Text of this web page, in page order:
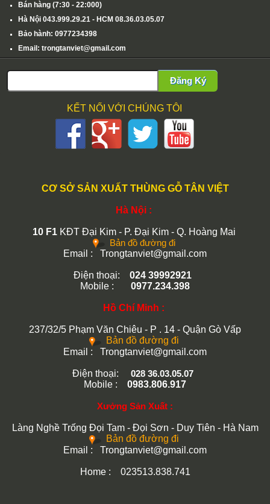
Bán hàng (7:30 - 22:000)
Hà Nội 043.999.29.21 - HCM 08.36.03.05.07
Bảo hành: 0977234398
Email: trongtanviet@gmail.com
Đăng Ký
KẾT NỐI VỚI CHÚNG TÔI
CƠ SỞ SẢN XUẤT THÙNG GỖ TÂN VIỆT
Hà Nội :
10 F1KĐT Đại Kim - P. Đại Kim - Q. Hoàng Mai
Bản đồ đường đi
Email : Trongtanviet@gmail.com
Điện thoại: 024 39992921
Mobile : 0977.234.398
Hồ Chí Minh :
237/32/5 Phạm Văn Chiêu - P . 14 - Quận Gò Vấp
Bản đồ đường đi
Email :
Trongtanviet@gmail.com
Điện thoại: 028 36.03.05.07
Mobile :
0983.806.917
Xưởng Sản Xuất :
Làng Nghề Trống Đọi Tam - Đọi Sơn - Duy Tiên - Hà Nam
Bản đồ đường đi
Email :
Trongtanviet@gmail.com
Home : 023513.838.741